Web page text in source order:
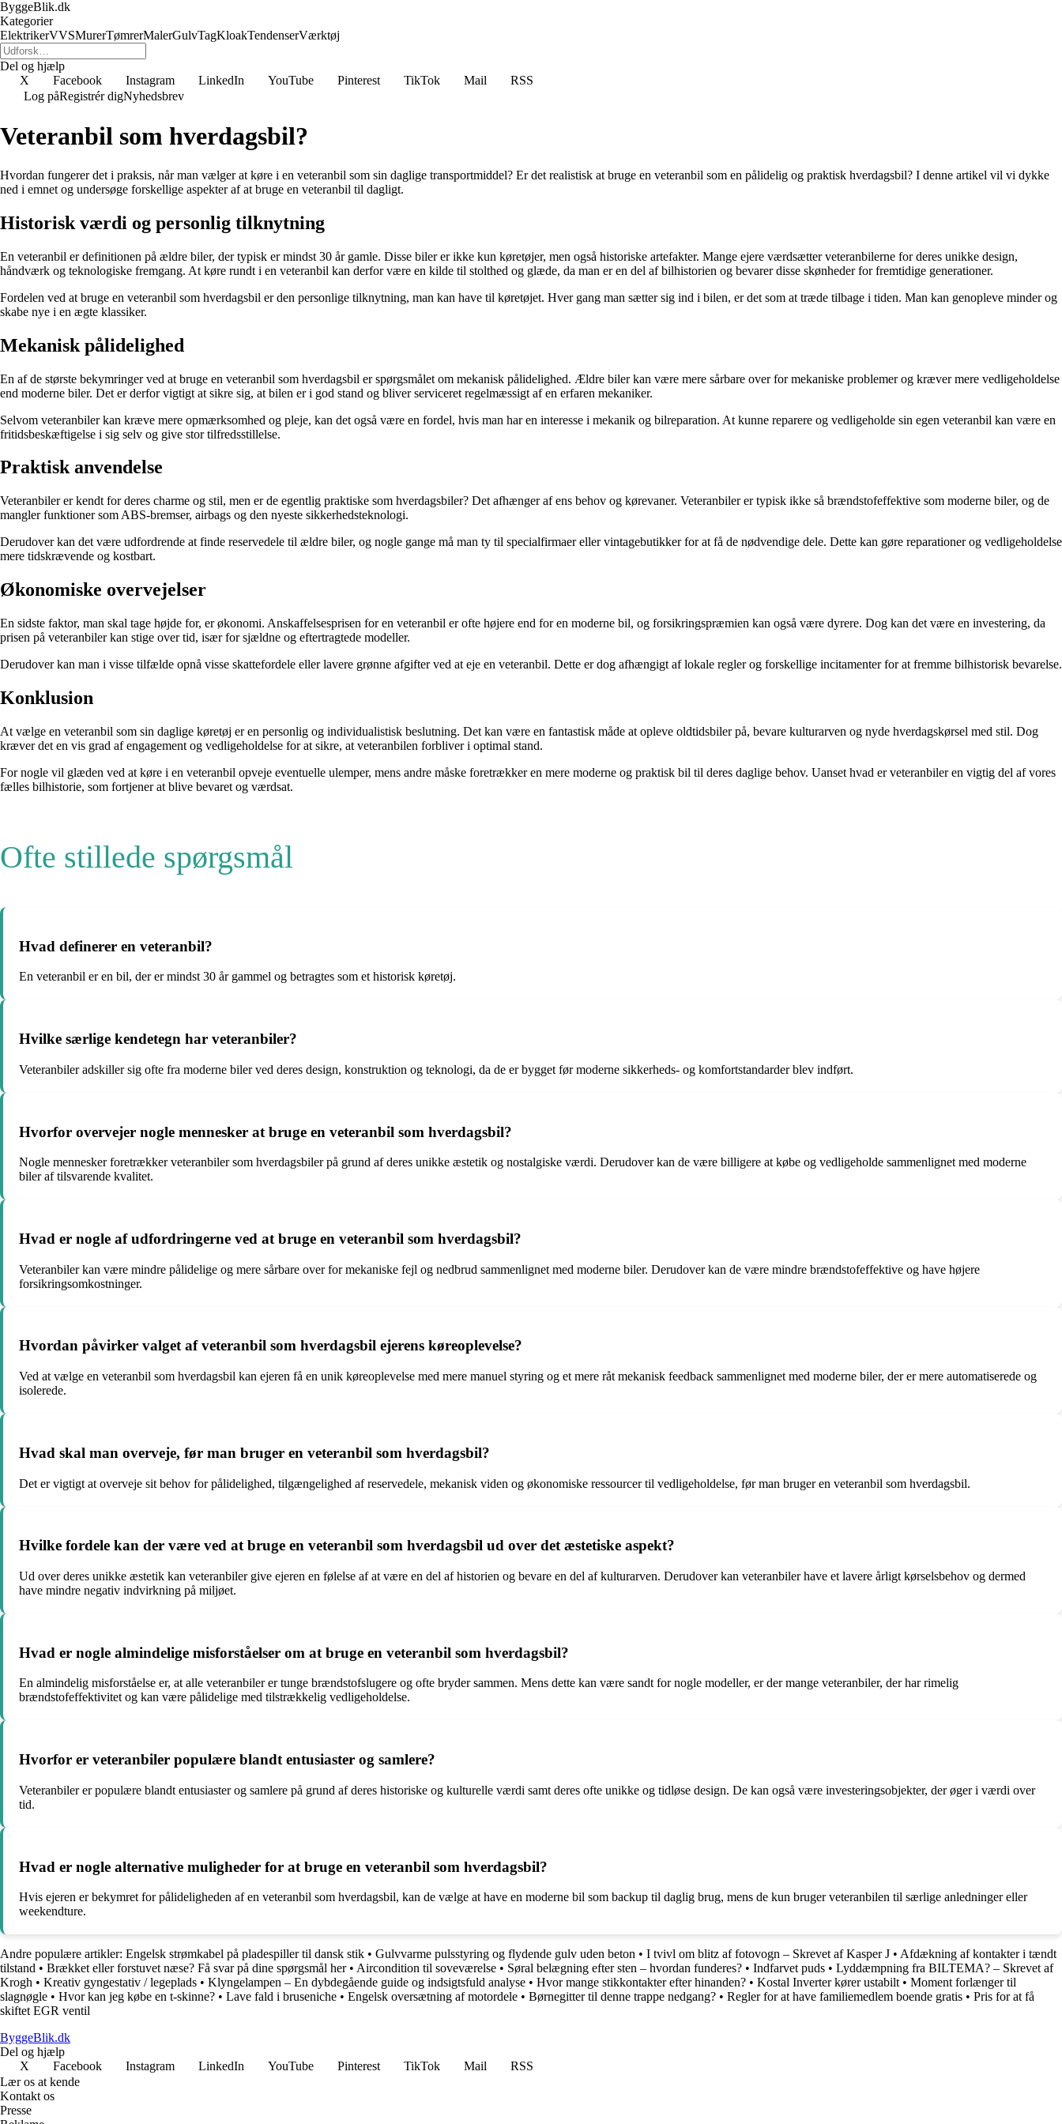
ByggeBlik.dk
Kategorier
ElektrikerVVSMurerTømrerMalerGulvTagKloakTendenserVærktøj
Del og hjælp
X
Facebook Instagram LinkedIn YouTube Pinterest TikTok Mail
RSS
Log påRegistrér digNyhedsbrev
Veteranbil som hverdagsbil?
Hvordan fungerer det i praksis, når man vælger at køre i en veteranbil som sin daglige transportmiddel? Er det realistisk at bruge en veteranbil som en pålidelig og praktisk hverdagsbil? I denne artikel vil vi dykke
ned i emnet og undersøge forskellige aspekter af at bruge en veteranbil til dagligt.
Historisk værdi og personlig tilknytning
En veteranbil er definitionen på ældre biler, der typisk er mindst 30 år gamle. Disse biler er ikke kun køretøjer, men også historiske artefakter. Mange ejere værdsætter veteranbilerne for deres unikke design,
håndværk og teknologiske fremgang. At køre rundt i en veteranbil kan derfor være en kilde til stolthed og glæde, da man er en del af bilhistorien og bevarer disse skønheder for fremtidige generationer.
Fordelen ved at bruge en veteranbil som hverdagsbil er den personlige tilknytning, man kan have til køretøjet. Hver gang man sætter sig ind i bilen, er det som at træde tilbage i tiden. Man kan genopleve minder og
skabe nye i en ægte klassiker.
Mekanisk pålidelighed
En af de største bekymringer ved at bruge en veteranbil som hverdagsbil er spørgsmålet om mekanisk pålidelighed. Ældre biler kan være mere sårbare over for mekaniske problemer og kræver mere vedligeholdelse
end moderne biler. Det er derfor vigtigt at sikre sig, at bilen er i god stand og bliver serviceret regelmæssigt af en erfaren mekaniker.
Selvom veteranbiler kan kræve mere opmærksomhed og pleje, kan det også være en fordel, hvis man har en interesse i mekanik og bilreparation. At kunne reparere og vedligeholde sin egen veteranbil kan være en
fritidsbeskæftigelse i sig selv og give stor tilfredsstillelse.
Praktisk anvendelse
Veteranbiler er kendt for deres charme og stil, men er de egentlig praktiske som hverdagsbiler? Det afhænger af ens behov og kørevaner. Veteranbiler er typisk ikke så brændstofeffektive som moderne biler, og de
mangler funktioner som ABS-bremser, airbags og den nyeste sikkerhedsteknologi.
Derudover kan det være udfordrende at finde reservedele til ældre biler, og nogle gange må man ty til specialfirmaer eller vintagebutikker for at få de nødvendige dele. Dette kan gøre reparationer og vedligeholdelse
mere tidskrævende og kostbart.
Økonomiske overvejelser
En sidste faktor, man skal tage højde for, er økonomi. Anskaffelsesprisen for en veteranbil er ofte højere end for en moderne bil, og forsikringspræmien kan også være dyrere. Dog kan det være en investering, da
prisen på veteranbiler kan stige over tid, især for sjældne og eftertragtede modeller.
Derudover kan man i visse tilfælde opnå visse skattefordele eller lavere grønne afgifter ved at eje en veteranbil. Dette er dog afhængigt af lokale regler og forskellige incitamenter for at fremme bilhistorisk bevarelse.
Konklusion
At vælge en veteranbil som sin daglige køretøj er en personlig og individualistisk beslutning. Det kan være en fantastisk måde at opleve oldtidsbiler på, bevare kulturarven og nyde hverdagskørsel med stil. Dog
kræver det en vis grad af engagement og vedligeholdelse for at sikre, at veteranbilen forbliver i optimal stand.
For nogle vil glæden ved at køre i en veteranbil opveje eventuelle ulemper, mens andre måske foretrækker en mere moderne og praktisk bil til deres daglige behov. Uanset hvad er veteranbiler en vigtig del af vores
fælles bilhistorie, som fortjener at blive bevaret og værdsat.
Ofte stillede spørgsmål
Hvad definerer en veteranbil?
En veteranbil er en bil, der er mindst 30 år gammel og betragtes som et historisk køretøj.
Hvilke særlige kendetegn har veteranbiler?
Veteranbiler adskiller sig ofte fra moderne biler ved deres design, konstruktion og teknologi, da de er bygget før moderne sikkerheds- og komfortstandarder blev indført.
Hvorfor overvejer nogle mennesker at bruge en veteranbil som hverdagsbil?
Nogle mennesker foretrækker veteranbiler som hverdagsbiler på grund af deres unikke æstetik og nostalgiske værdi. Derudover kan de være billigere at købe og vedligeholde sammenlignet med moderne
biler af tilsvarende kvalitet.
Hvad er nogle af udfordringerne ved at bruge en veteranbil som hverdagsbil?
Veteranbiler kan være mindre pålidelige og mere sårbare over for mekaniske fejl og nedbrud sammenlignet med moderne biler. Derudover kan de være mindre brændstofeffektive og have højere
forsikringsomkostninger.
Hvordan påvirker valget af veteranbil som hverdagsbil ejerens køreoplevelse?
Ved at vælge en veteranbil som hverdagsbil kan ejeren få en unik køreoplevelse med mere manuel styring og et mere råt mekanisk feedback sammenlignet med moderne biler, der er mere automatiserede og
isolerede.
Hvad skal man overveje, før man bruger en veteranbil som hverdagsbil?
Det er vigtigt at overveje sit behov for pålidelighed, tilgængelighed af reservedele, mekanisk viden og økonomiske ressourcer til vedligeholdelse, før man bruger en veteranbil som hverdagsbil.
Hvilke fordele kan der være ved at bruge en veteranbil som hverdagsbil ud over det æstetiske aspekt?
Ud over deres unikke æstetik kan veteranbiler give ejeren en følelse af at være en del af historien og bevare en del af kulturarven. Derudover kan veteranbiler have et lavere årligt kørselsbehov og dermed
have mindre negativ indvirkning på miljøet.
Hvad er nogle almindelige misforståelser om at bruge en veteranbil som hverdagsbil?
En almindelig misforståelse er, at alle veteranbiler er tunge brændstofslugere og ofte bryder sammen. Mens dette kan være sandt for nogle modeller, er der mange veteranbiler, der har rimelig
brændstofeffektivitet og kan være pålidelige med tilstrækkelig vedligeholdelse.
Hvorfor er veteranbiler populære blandt entusiaster og samlere?
Veteranbiler er populære blandt entusiaster og samlere på grund af deres historiske og kulturelle værdi samt deres ofte unikke og tidløse design. De kan også være investeringsobjekter, der øger i værdi over
tid.
Hvad er nogle alternative muligheder for at bruge en veteranbil som hverdagsbil?
Hvis ejeren er bekymret for pålideligheden af en veteranbil som hverdagsbil, kan de vælge at have en moderne bil som backup til daglig brug, mens de kun bruger veteranbilen til særlige anledninger eller
weekendture.
Andre populære artikler: Engelsk strømkabel på pladespiller til dansk stik • Gulvvarme pulsstyring og flydende gulv uden beton • I tvivl om blitz af fotovogn – Skrevet af Kasper J • Afdækning af kontakter i tændt
tilstand • Brækket eller forstuvet næse? Få svar på dine spørgsmål her• Aircondition til soveværelse • Søral belægning efter sten – hvordan funderes? • Indfarvet puds • Lyddæmpning fra BILTEMA? – Skrevet af
Krogh • Kreativ gyngestativ / legeplads • Klyngelampen – En dybdegående guide og indsigtsfuld analyse • Hvor mange stikkontakter efter hinanden? • Kostal Inverter kører ustabilt • Moment forlænger til
slagnøgle • Hvor kan jeg købe en t-skinne? • Lave fald i bruseniche • Engelsk oversætning af motordele • Børnegitter til denne trappe nedgang? • Regler for at have familiemedlem boende gratis • Pris for at få
skiftet EGR ventil
ByggeBlik.dk
Del og hjælp
X
Facebook Instagram LinkedIn YouTube Pinterest TikTok Mail
RSS
Lær os at kende
Kontakt os
Presse